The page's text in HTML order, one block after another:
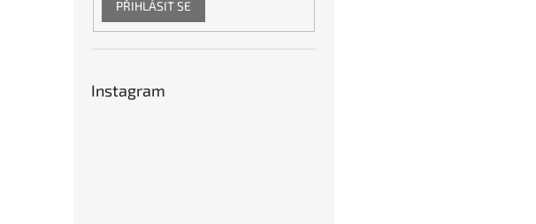
PŘIHLÁSIT SE
Instagram